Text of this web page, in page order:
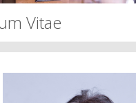
Vitae